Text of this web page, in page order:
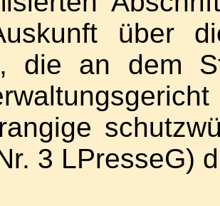
über
die an dem
3 LPresseG)